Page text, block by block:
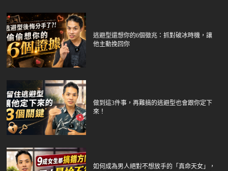
逃避型還想你的6個徵兆：抓對破冰時機，讓
他主動挽回你
做到這3件事，再難搞的逃避型也會跟你定下
來！
如何成為男人絕對不想放手的「真命天女」，